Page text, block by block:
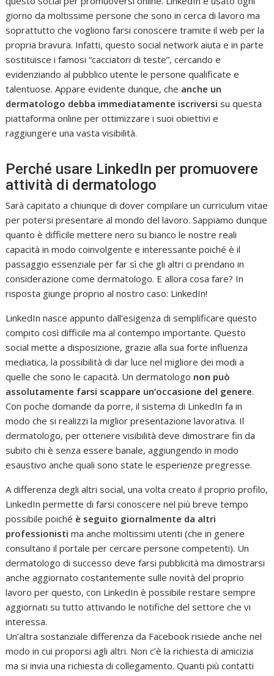
giorno da moltissime persone che sono in cerca di lavoro ma
soprattutto che vogliono farsi conoscere tramite il web per la
propria bravura. Infatti, questo social network aiuta e in parte
sostituisce i famosi “cacciatori di teste”, cercando e
evidenziando al pubblico utente le persone qualificate e
talentuose. Appare evidente dunque, che anche un
dermatologo debba immediatamente iscriversi su questa
piattaforma online per ottimizzare i suoi obiettivi e
raggiungere una vasta visibilità.
Perché usare LinkedIn per promuovere
attività di dermatologo
Sarà capitato a chiunque di dover compilare un curriculum vitae
per potersi presentare al mondo del lavoro. Sappiamo dunque
quanto è difficile mettere nero su bianco le nostre reali
capacità in modo coinvolgente e interessante poiché è il
passaggio essenziale per far sì che gli altri ci prendano in
considerazione come dermatologo. E allora cosa fare? In
risposta giunge proprio al nostro caso: LinkedIn!
LinkedIn nasce appunto dall’esigenza di semplificare questo
compito così difficile ma al contempo importante. Questo
social mette a disposizione, grazie alla sua forte influenza
mediatica, la possibilità di dar luce nel migliore dei modi a
quelle che sono le capacità. Un dermatologo non può
assolutamente farsi scappare un’occasione del genere.
Con poche domande da porre, il sistema di LinkedIn fa in
modo che si realizzi la miglior presentazione lavorativa. Il
dermatologo, per ottenere visibilità deve dimostrare fin da
subito chi è senza essere banale, aggiungendo in modo
esaustivo anche quali sono state le esperienze pregresse.
A differenza degli altri social, una volta creato il proprio profilo,
LinkedIn permette di farsi conoscere nel più breve tempo
possibile poiché è seguito giornalmente da altri
professionisti ma anche moltissimi utenti (che in genere
consultano il portale per cercare persone competenti). Un
dermatologo di successo deve farsi pubblicità ma dimostrarsi
anche aggiornato costantemente sulle novità del proprio
lavoro per questo, con LinkedIn è possibile restare sempre
aggiornati su tutto attivando le notifiche del settore che vi
interessa.
Un’altra sostanziale differenza da Facebook risiede anche nel
modo in cui proporsi agli altri. Non c’è la richiesta di amicizia
ma si invia una richiesta di collegamento. Quanti più contatti